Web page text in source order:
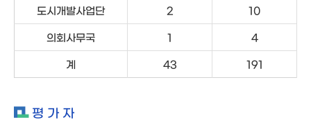
도시개발사업단 2 10
의회사무국 1 4
계 43 191
평 가 자